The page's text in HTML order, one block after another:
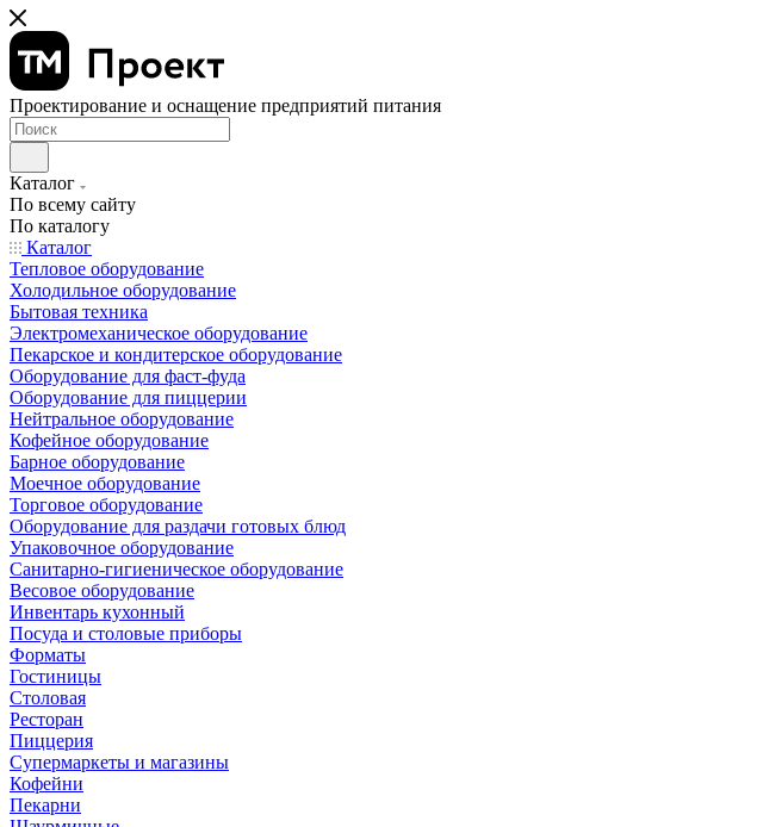
Проектирование и оснащение предприятий питания
Каталог
По всему сайту
По каталогу
Каталог
Тепловое оборудование
Холодильное оборудование
Бытовая техника
Электромеханическое оборудование
Пекарское и кондитерское оборудование
Оборудование для фаст-фуда
Оборудование для пиццерии
Нейтральное оборудование
Кофейное оборудование
Барное оборудование
Моечное оборудование
Торговое оборудование
Оборудование для раздачи готовых блюд
Упаковочное оборудование
Санитарно-гигиеническое оборудование
Весовое оборудование
Инвентарь кухонный
Посуда и столовые приборы
Форматы
Гостиницы
Столовая
Ресторан
Пиццерия
Супермаркеты и магазины
Кофейни
Пекарни